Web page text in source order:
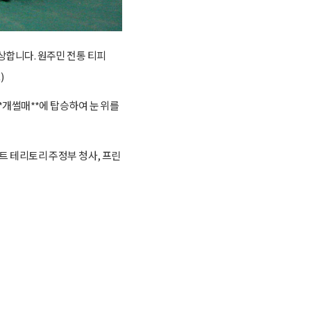
니다. 원주민 전통 티피
썰매**에 탑승하여 눈 위를
테리토리 주정부 청사, 프린